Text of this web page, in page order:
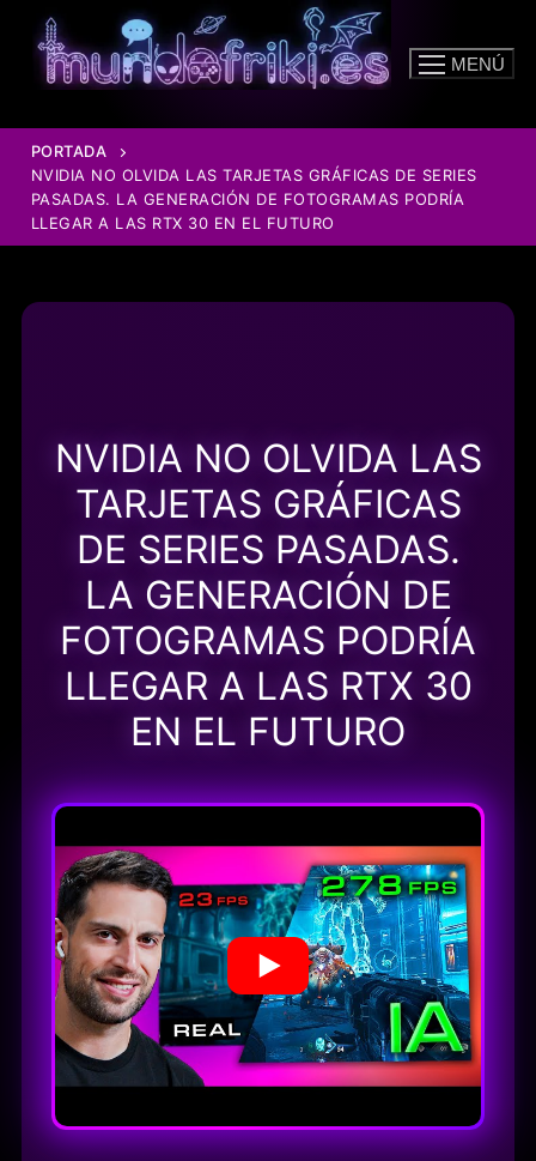
contenido
MENÚ
PORTADA
NVIDIA NO OLVIDA LAS TARJETAS GRÁFICAS DE SERIES
PASADAS. LA GENERACIÓN DE FOTOGRAMAS PODRÍA
LLEGAR A LAS RTX 30 EN EL FUTURO
NVIDIA NO OLVIDA LAS
TARJETAS GRÁFICAS
DE SERIES PASADAS.
LA GENERACIÓN DE
FOTOGRAMAS PODRÍA
LLEGAR A LAS RTX 30
EN EL FUTURO